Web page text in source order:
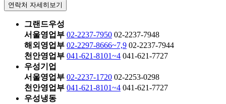
연락처 자세히보기
그랜드우성
서울영업부 02-2237-7950 02-2237-7948
해외영업부 02-2297-8666~7,9 02-2237-7944
천안영업부 041-621-8101~4 041-621-7727
우성기업
서울영업부 02-2237-1720 02-2253-0298
천안영업부 041-621-8101~4 041-621-7727
우성냉동